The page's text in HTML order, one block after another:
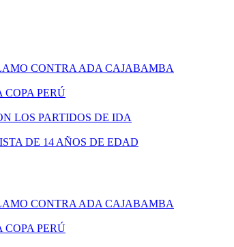
CONTRA ADA CAJABAMBA
PERÚ
LOS PARTIDOS DE IDA
DE 14 AÑOS DE EDAD
CONTRA ADA CAJABAMBA
PERÚ